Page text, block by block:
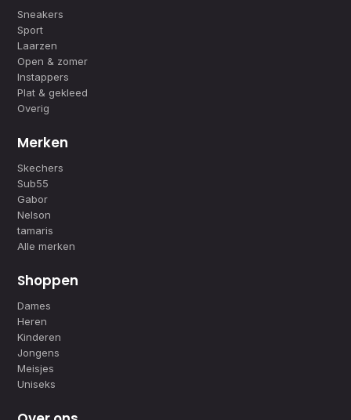
Sneakers
Sport
Laarzen
Open & zomer
Instappers
Plat & gekleed
Overig
Merken
Skechers
Sub55
Gabor
Nelson
tamaris
Alle merken
Shoppen
Dames
Heren
Kinderen
Jongens
Meisjes
Uniseks